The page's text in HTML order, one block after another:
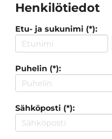
Henkilötiedot
Etu- ja sukunimi (*):
Puhelin (*):
Sähköposti (*):